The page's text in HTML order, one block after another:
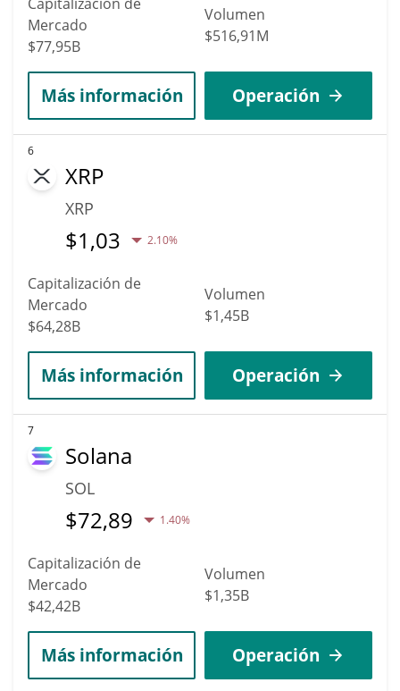
Mercado
$77,95B
Volumen
$516,91M
Más información Operación
6
XRP
XRP
$1,03 2.10%
Capitalización de
Mercado
$64,28B
Volumen
$1,45B
Más información Operación
7
Solana
SOL
$72,89 1.40%
Capitalización de
Mercado
$42,42B
Volumen
$1,35B
Más información Operación